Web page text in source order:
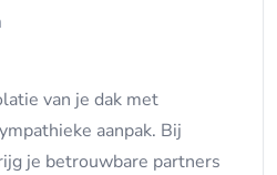
van je dak met
aanpak. Bij
je betrouwbare partners